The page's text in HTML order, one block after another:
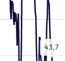
43,7